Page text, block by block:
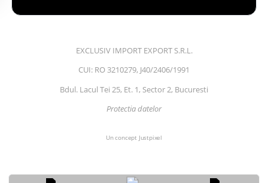
EXCLUSIV IMPORT EXPORT S.R.L.
CUI: RO 3210279, J40/2406/1991
Bdul. Lacul Tei 25, Et. 1, Sector 2, Bucuresti
Protectia datelor
Un concept Justpixel